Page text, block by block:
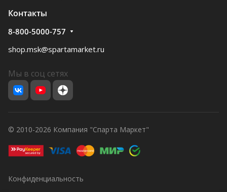
Контакты
8-800-5000-757
shop.msk@spartamarket.ru
Мы в соц сетях
© 2010-2026 Компания "Спарта Маркет"
Конфиденциальность